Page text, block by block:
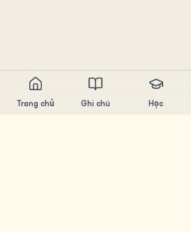
Trang chủ Ghi chú Học